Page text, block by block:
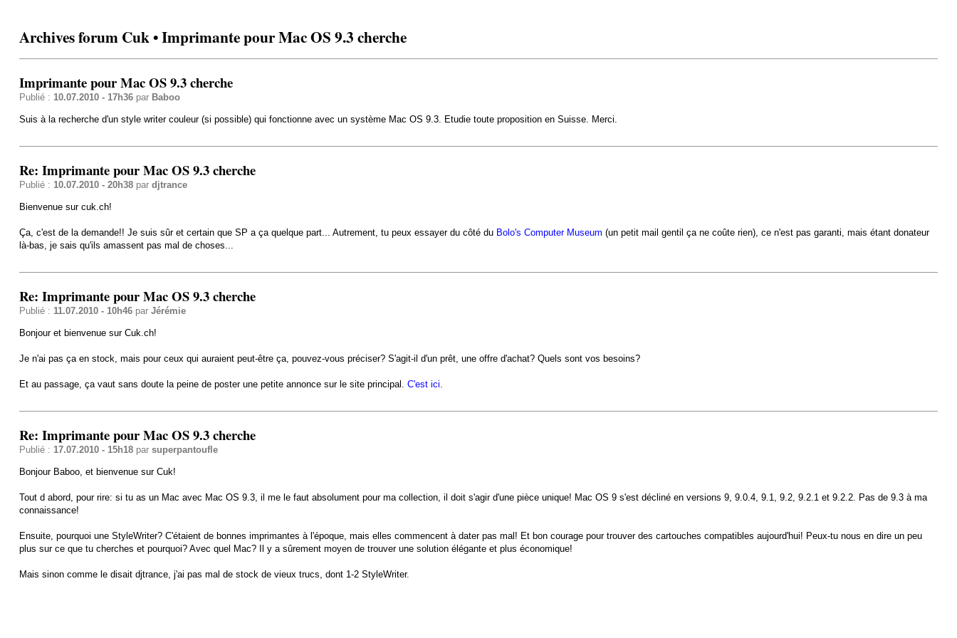
Archives forum Cuk • Imprimante pour Mac OS 9.3 cherche
Imprimante pour Mac OS 9.3 cherche
Publié : 10.07.2010 - 17h36par Baboo
Suis à la recherche d'un style writer couleur (si possible) qui fonctionne avec un système Mac OS 9.3. Etudie toute proposition en Suisse. Merci.
Re: Imprimante pour Mac OS 9.3 cherche
Publié : 10.07.2010 - 20h38par djtrance
Bienvenue sur cuk.ch!
Ça, c'est de la demande!! Je suis sûr et certain que SP a ça quelque part... Autrement, tu peux essayer du côté du Bolo's Computer Museum (un petit mail gentil ça ne coûte rien), ce n'est pas garanti, mais étant donateur
là-bas, je sais qu'ils amassent pas mal de choses...
Re: Imprimante pour Mac OS 9.3 cherche
Publié : 11.07.2010 - 10h46par Jérémie
Bonjour et bienvenue sur Cuk.ch!
Je n'ai pas ça en stock, mais pour ceux qui auraient peut-être ça, pouvez-vous préciser? S'agit-il d'un prêt, une offre d'achat? Quels sont vos besoins?
Et au passage, ça vaut sans doute la peine de poster une petite annonce sur le site principal. C'est ici
Re: Imprimante pour Mac OS 9.3 cherche
Publié : 17.07.2010 - 15h18par superpantoufle
Bonjour Baboo, et bienvenue sur Cuk!
Tout d abord, pour rire: si tu as un Mac avec Mac OS 9.3, il me le faut absolument pour ma collection, il doit s'agir d'une pièce unique! Mac OS 9 s'est décliné en versions 9, 9.0.4, 9.1, 9.2, 9.2.1 et 9.2.2. Pas de 9.3 à ma
connaissance!
Ensuite, pourquoi une StyleWriter? C'étaient de bonnes imprimantes à l'époque, mais elles commencent à dater pas mal! Et bon courage pour trouver des cartouches compatibles aujourd'hui! Peux-tu nous en dire un peu
plus sur ce que tu cherches et pourquoi? Avec quel Mac? Il y a sûrement moyen de trouver une solution élégante et plus économique!
Mais sinon comme le disait djtrance, j'ai pas mal de stock de vieux trucs, dont 1-2 StyleWriter.